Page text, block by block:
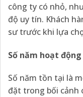
công ty có nhỏ,
độ uy tín. Khách
sư trước khi lựa
Số năm hoạt
Số năm tồn tại là
đặt trong bối cảnh